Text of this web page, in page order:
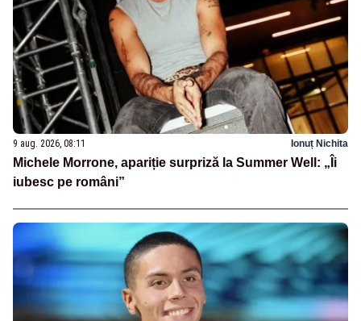
9 aug. 2026, 08:11 Ionuț Nichita
Michele Morrone, apariție surpriză la Summer Well: „Îi
iubesc pe români”